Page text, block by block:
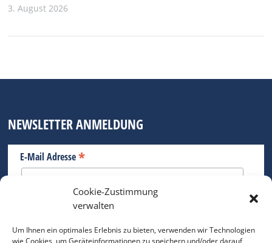
Cookie-Zustimmung
verwalten
Um Ihnen ein optimales Erlebnis zu bieten, verwenden wir Technologien
wie Cookies, um Geräteinformationen zu speichern und/oder darauf
3. August 2026
NEWSLETTER ANMELDUNG
E-Mail Adresse*
Bitte geben Sie Ihre E-Mail Adresse ein.
*